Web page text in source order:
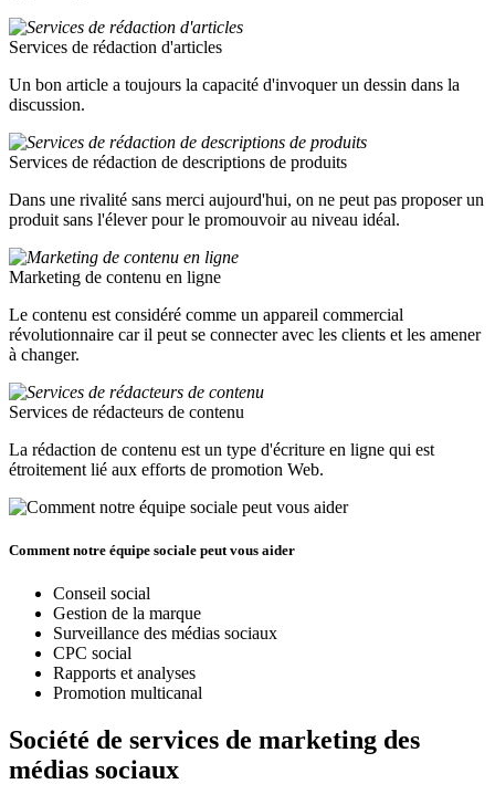
Services de rédaction d'articles
Un bon article a toujours la capacité d'invoquer un dessin dans la
discussion.
Services de rédaction de descriptions de produits
Dans une rivalité sans merci aujourd'hui, on ne peut pas proposer un
produit sans l'élever pour le promouvoir au niveau idéal.
Marketing de contenu en ligne
Le contenu est considéré comme un appareil commercial
révolutionnaire car il peut se connecter avec les clients et les amener
à changer.
Services de rédacteurs de contenu
La rédaction de contenu est un type d'écriture en ligne qui est
étroitement lié aux efforts de promotion Web.
Comment notre équipe sociale peut vous aider
Conseil social
Gestion de la marque
Surveillance des médias sociaux
CPC social
Rapports et analyses
Promotion multicanal
Société de services de marketing des
médias sociaux